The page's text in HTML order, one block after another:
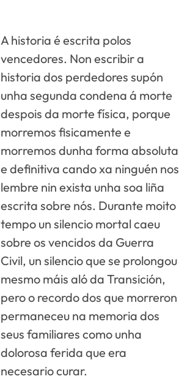
A historia é escrita polos
vencedores. Non escribir a
historia dos perdedores supón
unha segunda condena á morte
despois da morte física, porque
morremos fisicamente e
morremos dunha forma absoluta
e definitiva cando xa ninguén nos
lembre nin exista unha soa liña
escrita sobre nós. Durante moito
tempo un silencio mortal caeu
sobre os vencidos da Guerra
Civil, un silencio que se prolongou
mesmo máis aló da Transición,
pero o recordo dos que morreron
permaneceu na memoria dos
seus familiares como unha
dolorosa ferida que era
necesario curar.